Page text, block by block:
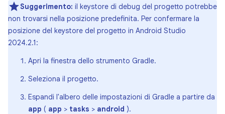
Suggerimento: il keystore di debug del progetto potrebbe
non trovarsi nella posizione predefinita. Per confermare la
posizione del keystore del progetto in Android Studio
2024.2.1:
Apri la finestra dello strumento Gradle.
Seleziona il progetto.
Espandi l'albero delle impostazioni di Gradle a partire da
app ( app > tasks > android ).